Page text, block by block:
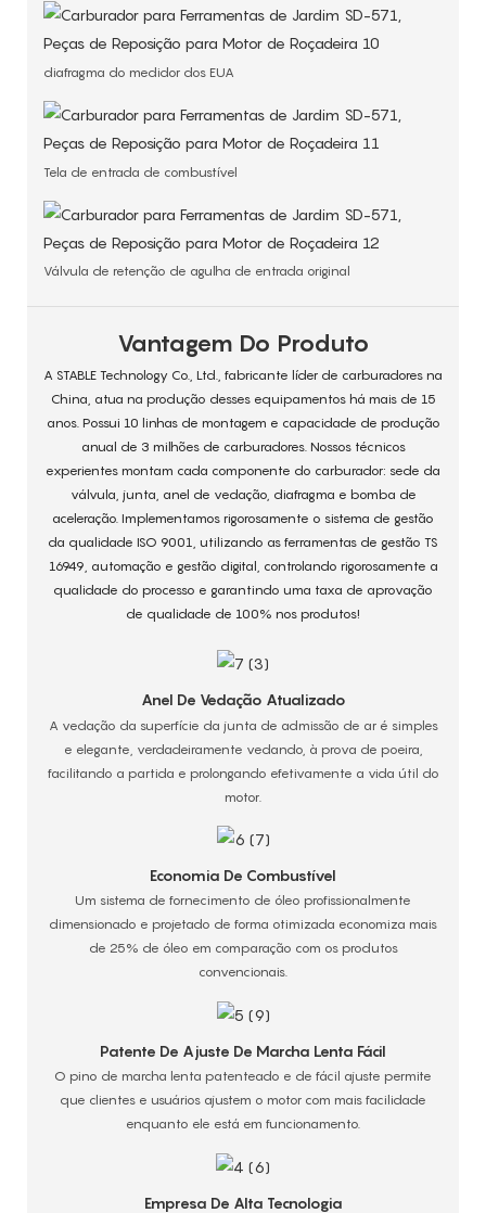
diafragma do medidor dos EUA
Tela de entrada de combustível
Válvula de retenção de agulha de entrada original
Vantagem Do Produto
A STABLE Technology Co., Ltd., fabricante líder de carburadores na
China, atua na produção desses equipamentos há mais de 15
anos. Possui 10 linhas de montagem e capacidade de produção
anual de 3 milhões de carburadores. Nossos técnicos
experientes montam cada componente do carburador: sede da
válvula, junta, anel de vedação, diafragma e bomba de
aceleração. Implementamos rigorosamente o sistema de gestão
da qualidade ISO 9001, utilizando as ferramentas de gestão TS
16949, automação e gestão digital, controlando rigorosamente a
qualidade do processo e garantindo uma taxa de aprovação
de qualidade de 100% nos produtos!
Anel De Vedação Atualizado
A vedação da superfície da junta de admissão de ar é simples
e elegante, verdadeiramente vedando, à prova de poeira,
facilitando a partida e prolongando efetivamente a vida útil do
motor.
Economia De Combustível
Um sistema de fornecimento de óleo profissionalmente
dimensionado e projetado de forma otimizada economiza mais
de 25% de óleo em comparação com os produtos
convencionais.
Patente De Ajuste De Marcha Lenta Fácil
O pino de marcha lenta patenteado e de fácil ajuste permite
que clientes e usuários ajustem o motor com mais facilidade
enquanto ele está em funcionamento.
Empresa De Alta Tecnologia